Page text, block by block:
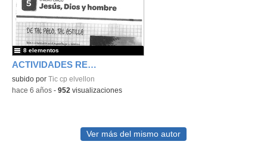
ACTIVIDADES RELIGIÓN POR CIERRE
subido por Tic cp elvellon
8 elementos
-hace 6 años - 952 visualizaciones
Ver más del mismo autor